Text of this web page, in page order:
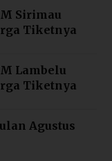
Sirimau
Tiketnya
Lambelu
Tiketnya
Agustus